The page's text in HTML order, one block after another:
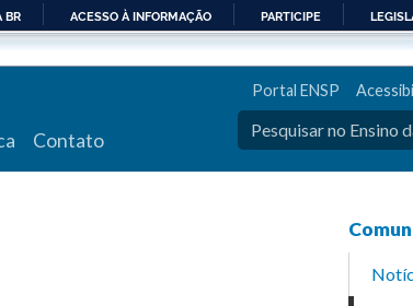
BR ACESSO À INFORMAÇÃO PARTICIPE
Contato
Portal ENSP